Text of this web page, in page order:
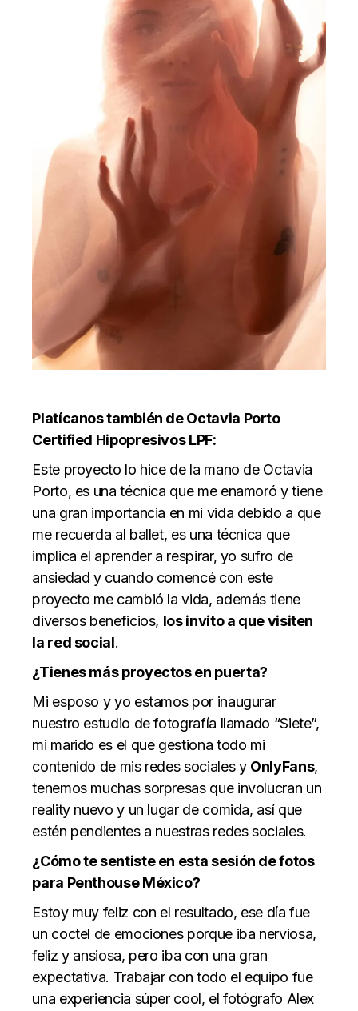
Platícanos también de Octavia Porto
Certified Hipopresivos LPF:
Este proyecto lo hice de la mano de Octavia
Porto, es una técnica que me enamoró y tiene
una gran importancia en mi vida debido a que
me recuerda al ballet, es una técnica que
implica el aprender a respirar, yo sufro de
ansiedad y cuando comencé con este
proyecto me cambió la vida, además tiene
diversos beneficios, los invito a que visiten
la red social.
¿Tienes más proyectos en puerta?
Mi esposo y yo estamos por inaugurar
nuestro estudio de fotografía llamado “Siete”,
mi marido es el que gestiona todo mi
contenido de mis redes sociales y OnlyFans,
tenemos muchas sorpresas que involucran un
reality nuevo y un lugar de comida, así que
estén pendientes a nuestras redes sociales.
¿Cómo te sentiste en esta sesión de fotos
para Penthouse México?
Estoy muy feliz con el resultado, ese día fue
un coctel de emociones porque iba nerviosa,
feliz y ansiosa, pero iba con una gran
expectativa. Trabajar con todo el equipo fue
una experiencia súper cool, el fotógrafo Alex